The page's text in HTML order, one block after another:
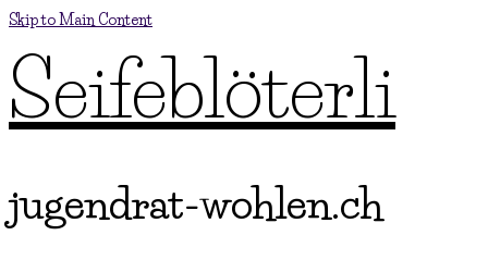
Skip to Main Content
Seifeblöterli
jugendrat-wohlen.ch